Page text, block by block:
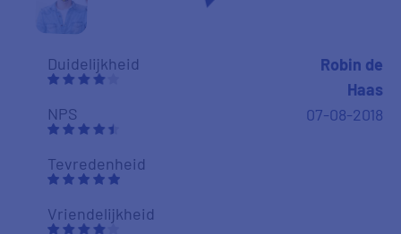
Duidelijkheid
NPS
Tevredenheid
Vriendelijkheid
Robin de
Haas
07-08-2018